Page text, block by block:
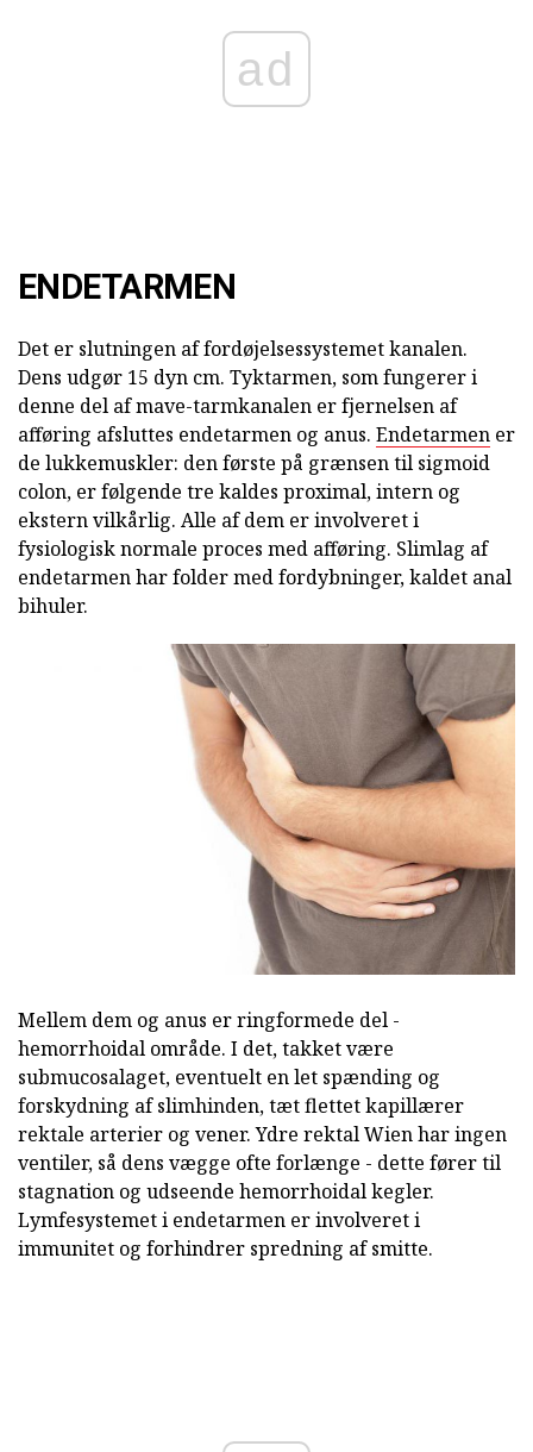
ad
ENDETARMEN
Det er slutningen af fordøjelsessystemet kanalen.
Dens udgør 15 dyn cm. Tyktarmen, som fungerer i
denne del af mave-tarmkanalen er fjernelsen af
afføring afsluttes endetarmen og anus. Endetarmen er
de lukkemuskler: den første på grænsen til sigmoid
colon, er følgende tre kaldes proximal, intern og
ekstern vilkårlig. Alle af dem er involveret i
fysiologisk normale proces med afføring. Slimlag af
endetarmen har folder med fordybninger, kaldet anal
bihuler.
Mellem dem og anus er ringformede del -
hemorrhoidal område. I det, takket være
submucosalaget, eventuelt en let spænding og
forskydning af slimhinden, tæt flettet kapillærer
rektale arterier og vener. Ydre rektal Wien har ingen
ventiler, så dens vægge ofte forlænge - dette fører til
stagnation og udseende hemorrhoidal kegler.
Lymfesystemet i endetarmen er involveret i
immunitet og forhindrer spredning af smitte.